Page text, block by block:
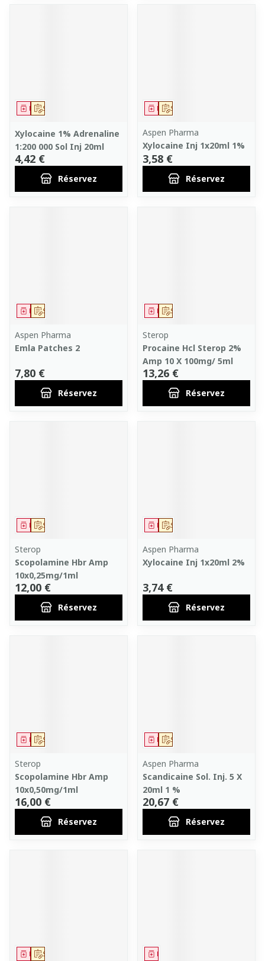
Sur prescription
Médicament
Xylocaine 1% Adrenaline
1:200 000 Sol Inj 20ml
4,42 €
Réservez
Sur prescription
Médicament
Aspen Pharma
Xylocaine Inj 1x20ml 1%
3,58 €
Réservez
Sur prescription
Médicament
Aspen Pharma
Emla Patches 2
7,80 €
Réservez
Sur prescription
Médicament
Sterop
Procaine Hcl Sterop 2%
Amp 10 X 100mg/ 5ml
13,26 €
Réservez
Sur prescription
Médicament
Sterop
Scopolamine Hbr Amp
10x0,25mg/1ml
12,00 €
Réservez
Sur prescription
Médicament
Aspen Pharma
Xylocaine Inj 1x20ml 2%
3,74 €
Réservez
Sur prescription
Médicament
Sterop
Scopolamine Hbr Amp
10x0,50mg/1ml
16,00 €
Réservez
Sur prescription
Médicament
Aspen Pharma
Scandicaine Sol. Inj. 5 X
20ml 1 %
20,67 €
Réservez
Sur prescription
Médicament Médicament